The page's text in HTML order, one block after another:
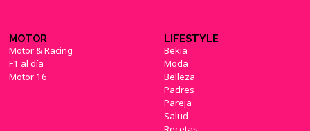
MOTOR
Motor & Racing
F1 al día
Motor 16
LIFESTYLE
Bekia
Moda
Belleza
Padres
Pareja
Salud